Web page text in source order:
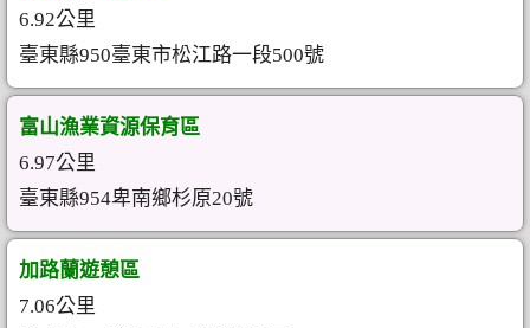
6.92公里
臺東縣950臺東市松江路一段500號
富山漁業資源保育區
6.97公里
臺東縣954卑南鄉杉原20號
加路蘭遊憩區
7.06公里